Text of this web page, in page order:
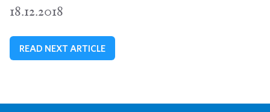
18.12.2018
READ NEXT ARTICLE